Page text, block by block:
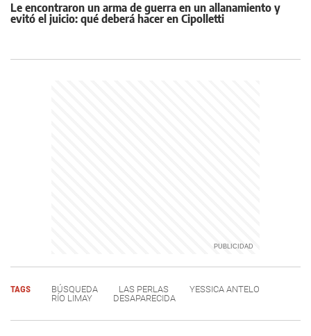
Le encontraron un arma de guerra en un allanamiento y
evitó el juicio: qué deberá hacer en Cipolletti
TAGS BÚSQUEDA LAS PERLAS
YESSICA ANTELO
RÍO LIMAY
DESAPARECIDA